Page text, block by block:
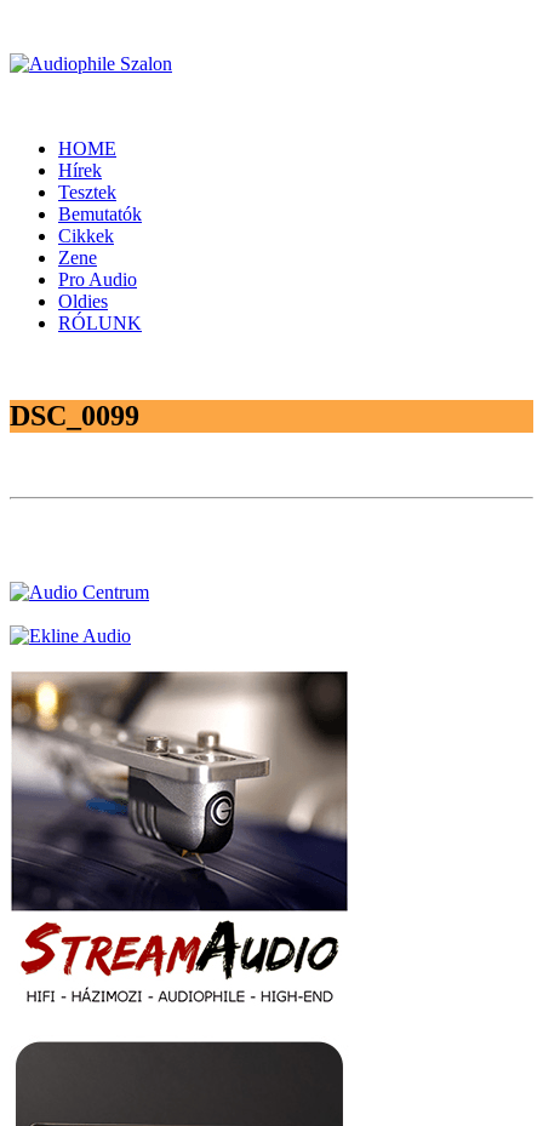
HOME
Hírek
Tesztek
Bemutatók
Cikkek
Zene
Pro Audio
Oldies
RÓLUNK
DSC_0099